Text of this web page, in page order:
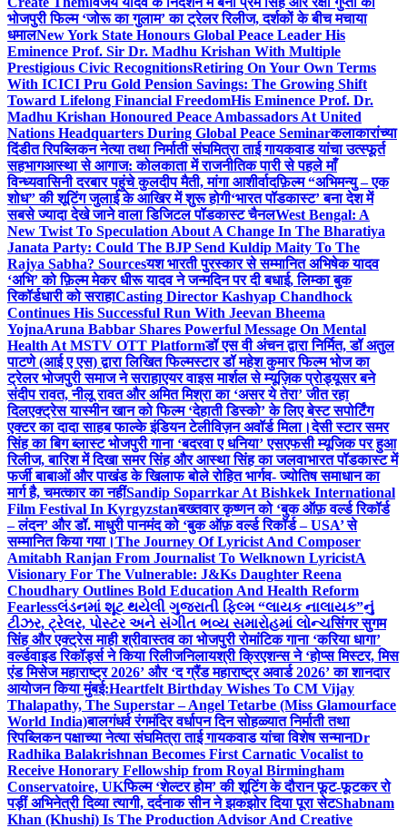
भोजपुरी फिल्म ‘जोरू का गुलाम’ का ट्रेलर रिलीज, दर्शकों के बीच मचाया
धमालNew York State Honours Global Peace Leader His
Eminence Prof. Sir Dr. Madhu Krishan With Multiple
Prestigious Civic RecognitionsRetiring On Your Own Terms
With ICICI Pru Gold Pension Savings: The Growing Shift
Toward Lifelong Financial FreedomHis Eminence Prof. Dr.
Madhu Krishan Honoured Peace Ambassadors At United
Nations Headquarters During Global Peace Seminarकलाकारांच्या
दिंडीत रिपब्लिकन नेत्या तथा निर्माती संघमित्रा ताई गायकवाड यांचा उत्स्फूर्त
सहभागआस्था से आगाज: कोलकाता में राजनीतिक पारी से पहले माँ
विन्ध्यवासिनी दरबार पहुंचे कुलदीप मैती, मांगा आशीर्वादफ़िल्म “अभिमन्यु – एक
शोध” की शूटिंग जुलाई के आखिर में शुरू होगी‘भारत पॉडकास्ट’ बना देश में
सबसे ज्यादा देखे जाने वाला डिजिटल पॉडकास्ट चैनलWest Bengal: A
New Twist To Speculation About A Change In The Bharatiya
Janata Party: Could The BJP Send Kuldip Maity To The
Rajya Sabha? Sourcesयश भारती पुरस्कार से सम्मानित अभिषेक यादव
‘अभि’ को फ़िल्म मेकर धीरू यादव ने जन्मदिन पर दी बधाई, लिम्का बुक
रिकॉर्डधारी को सराहाCasting Director Kashyap Chandhock
Continues His Successful Run With Jeevan Bheema
YojnaAruna Babbar Shares Powerful Message On Mental
Health At MSTV OTT Platformडॉ एस वी अंचन द्वारा निर्मित, डॉ अतुल
पाटणे (आई ए एस) द्वारा लिखित फिल्मस्टार डॉ महेश कुमार फिल्म भोज का
ट्रेलर भोजपुरी समाज ने सराहाएयर वाइस मार्शल से म्यूज़िक प्रोड्यूसर बने
संदीप रावत, नीलू रावत और अमित मिश्रा का ‘असर ये तेरा’ जीत रहा
दिलएक्ट्रेस यास्मीन खान को फिल्म ‘देहाती डिस्को’ के लिए बेस्ट सपोर्टिंग
एक्टर का दादा साहब फाल्के इंडियन टेलीविज़न अवॉर्ड मिला।देसी स्टार समर
सिंह का बिग ब्लास्ट भोजपुरी गाना ‘बदरवा ए धनिया’ एसएफसी म्यूजिक पर हुआ
रिलीज, बारिश में दिखा समर सिंह और आस्था सिंह का जलवाभारत पॉडकास्ट में
फर्जी बाबाओं और पाखंड के खिलाफ बोले रोहित भार्गव- ज्योतिष समाधान का
मार्ग है, चमत्कार का नहींSandip Soparrkar At Bishkek International
Film Festival In Kyrgyzstanबख्तवार कृष्णन को ‘बुक ऑफ़ वर्ल्ड रिकॉर्ड
– लंदन’ और डॉ. माधुरी पानमंद को ‘बुक ऑफ़ वर्ल्ड रिकॉर्ड – USA’ से
सम्मानित किया गया।The Journey Of Lyricist And Composer
Amitabh Ranjan From Journalist To Welknown LyricistA
Visionary For The Vulnerable: J&Ks Daughter Reena
Choudhary Outlines Bold Education And Health Reform
Fearlessલંડનમાં શૂટ થયેલી ગુજરાતી ફિલ્મ “લાયક નાલાયક”નું
ટીઝર, ટ્રેલર, પોસ્ટર અને સંગીત ભવ્ય સમારોહમાં લોન્ચसिंगर सुगम
सिंह और एक्ट्रेस माही श्रीवास्तव का भोजपुरी रोमांटिक गाना ‘करिया धागा’
वर्ल्डवाइड रिकॉर्ड्स ने किया रिलीजनिलायश्री क्रिएशन्स ने ‘होप्स मिस्टर, मिस
एंड मिसेज महाराष्ट्र 2026’ और ‘द ग्रैंड महाराष्ट्र अवार्ड 2026’ का शानदार
आयोजन किया मुंबई:Heartfelt Birthday Wishes To CM Vijay
Thalapathy, The Superstar – Angel Tetarbe (Miss Glamourface
World India)बालगंधर्व रंगमंदिर वर्धापन दिन सोहळ्यात निर्माती तथा
रिपब्लिकन पक्षाच्या नेत्या संघमित्रा ताई गायकवाड यांचा विशेष सन्मानDr
Radhika Balakrishnan Becomes First Carnatic Vocalist to
Receive Honorary Fellowship from Royal Birmingham
Conservatoire, UKफिल्म ‘शेल्टर होम’ की शूटिंग के दौरान फूट-फूटकर रो
पड़ीं अभिनेत्री दिव्या त्यागी, दर्दनाक सीन ने झकझोर दिया पूरा सेटShabnam
Khan (Khushi) Is The Production Advisor And Creative